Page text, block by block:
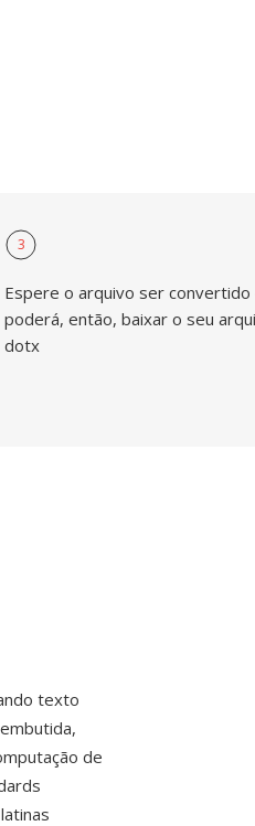
3
Espere o arquivo ser convertido
poderá, então, baixar o seu
dotx
texto
de